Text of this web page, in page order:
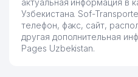
актуальная информация в
Узбекистана. Sof-
телефон, факс, сайт,
другая дополнительная
Pages Uzbekistan.